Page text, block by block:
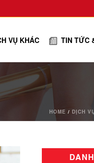
VỤ KHÁC TIN TỨC
HOME / DỊCH